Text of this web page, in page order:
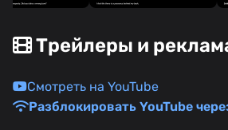
Трейлеры и
Смотреть на YouTube
Разблокировать YouTube